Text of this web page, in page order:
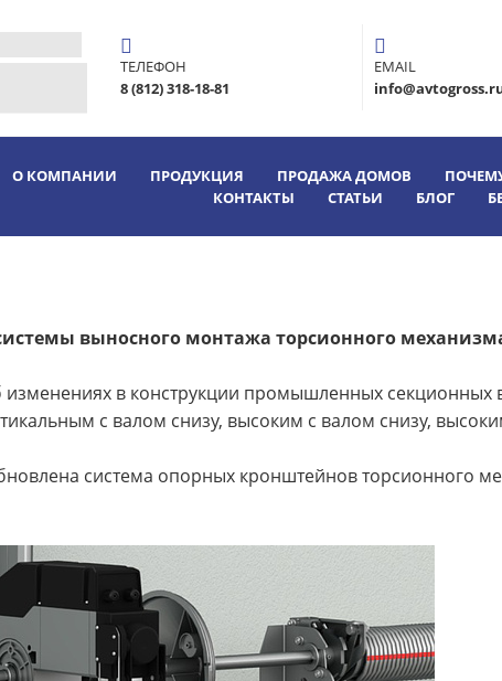
ТЕЛЕФОН
8 (812) 318-18-81
EMAIL
О КОМПАНИИ ПРОДУКЦИЯ ПРОДАЖА ДОМОВ
КОНТАКТЫ
СТАТЬИ БЛОГ
выносного монтажа торсионного
в конструкции промышленных
с валом снизу, высоким с валом снизу,
система опорных кронштейнов торсионного